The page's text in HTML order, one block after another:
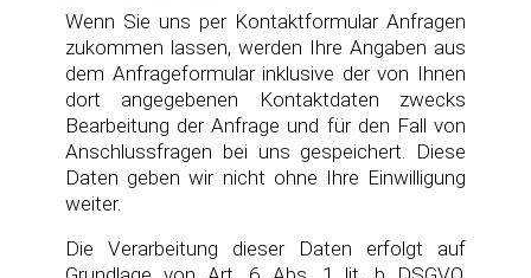
Wenn Sie uns per Kontaktformular Anfragen
zukommen lassen, werden Ihre Angaben aus
dem Anfrageformular inklusive der von Ihnen
dort angegebenen Kontaktdaten zwecks
Bearbeitung der Anfrage und für den Fall von
Anschlussfragen bei uns gespeichert. Diese
Daten geben wir nicht ohne Ihre Einwilligung
weiter.
Die Verarbeitung dieser Daten erfolgt auf